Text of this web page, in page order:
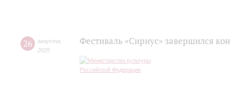
26 августа
2025
Фестиваль «Сириус» завершился